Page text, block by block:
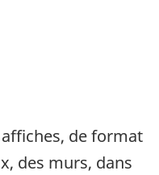
de format
des murs, dans